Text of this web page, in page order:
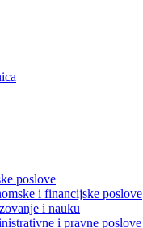
poslove
i financijske poslove
i nauku
i pravne poslove